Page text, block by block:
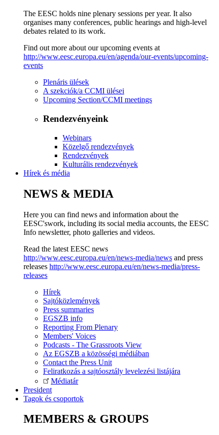
The EESC holds nine plenary sessions per year. It also
organises many conferences, public hearings and high-level
debates related to its work.
Find out more about our upcoming events at
http://www.eesc.europa.eu/en/agenda/our-events/upcoming-
events
Plenáris ülések
A szekciók/a CCMI ülései
Upcoming Section/CCMI meetings
Rendezvényeink
Webinars
Közelgő rendezvények
Rendezvények
Kulturális rendezvények
Hírek és média
NEWS & MEDIA
Here you can find news and information about the
EESC'swork, including its social media accounts, the EESC
Info newsletter, photo galleries and videos.
Read the latest EESC news
http://www.eesc.europa.eu/en/news-media/news and press
releases http://www.eesc.europa.eu/en/news-media/press-
releases
Hírek
Sajtóközlemények
Press summaries
EGSZB info
Reporting From Plenary
Members' Voices
Podcasts - The Grassroots View
Az EGSZB a közösségi médiában
Contact the Press Unit
Feliratkozás a sajtóosztály levelezési listájára
Médiatár
President
Tagok és csoportok
MEMBERS & GROUPS